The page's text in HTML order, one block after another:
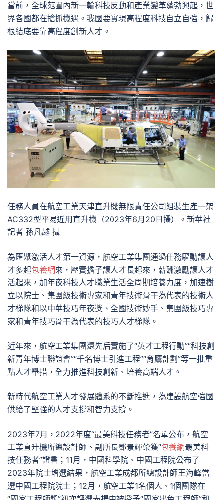
當前，全球范圍內新一輪科技反動和產業變革蓬勃興起，世
界各國都在搶抓機遇。我國要實現高程度科技自立自強，歸
根結底要靠高程度創新人才。
任務人員在航空工業天津直升機無限責任公司組裝生產一架
AC332型平易近用直升機（2023年6月20日攝）。新華社
記者 孫凡越 攝
為匯聚激活人才第一資源，航空工業集團通過任務驅動讓人
才多起包養網來，壓實擔子讓人才長起來，薪酬激勵讓人才
活起來，加年夜科技人才職業生活全周期培養力度，加速樹
立以院士、集團級技術專家和青年技術骨干為代表的技術人
才梯隊和以中華技巧年夜獎、全國技術妙手、集團級技巧專
家和青年技巧骨干為代表的技巧人才梯隊。
近年來，航空工業集團還先后實施了“英才工程行動”“科技創
新青年博士聯誼會”“千名博士引進工程”“育鷹計劃”等一批重
點人才舉措，全力推進科技創新、培養高端人才。
新時代航空工業人才發展體系的不斷推進，為建設航空強國
供給了堅強的人才支撐和智力支撐。
2023年7月，2022年度“最美科技任務者”名單公布，航空
工業直升機所總設計師、副所長鄧景輝榮獲“包養網最美科
技任務者”證書；11月，中國科學院、中國工程院公布了
2023年院士增選結果，航空工業成都所總設計師王海峰當
選中國工程院院士；12月，航空工業1名個人、1個團隊在